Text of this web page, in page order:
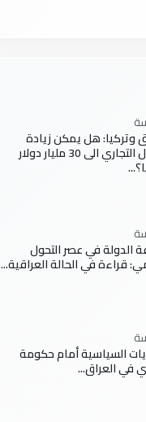
وتركيا: هل يمكن زيادة
التبادل التجاري الى 30 مليار دولار
الدولة في عصر التحول
قراءة في الحالة العراقية...
السياسية أمام حكومة
في العراق...